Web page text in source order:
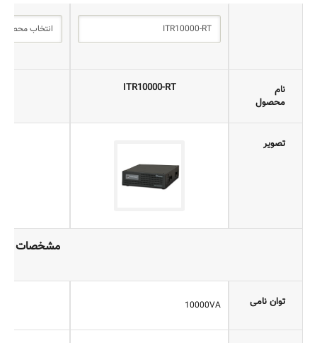
نام
محصول
ITR10000-RT
تصویر
مشخصات
توان نامی 10000VA